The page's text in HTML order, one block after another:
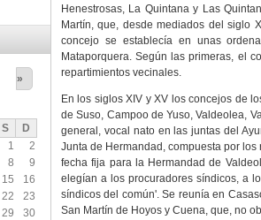
Henestrosas, La Quintana y Las
Martín, que, desde mediados del siglo
concejo se establecía en unas
Mataporquera. Según las primeras, el
repartimientos vecinales.
En los siglos XIV y XV los concejos de
de Suso, Campoo de Yuso, Valdeolea,
general, vocal nato en las juntas del
Junta de Hermandad, compuesta por
fecha fija para la Hermandad de
elegían a los procuradores síndicos, a
síndicos del común'. Se reunía en
San Martín de Hoyos y Cuena, que, no
»
S
D
1
2
8
9
15
16
22
23
29
30